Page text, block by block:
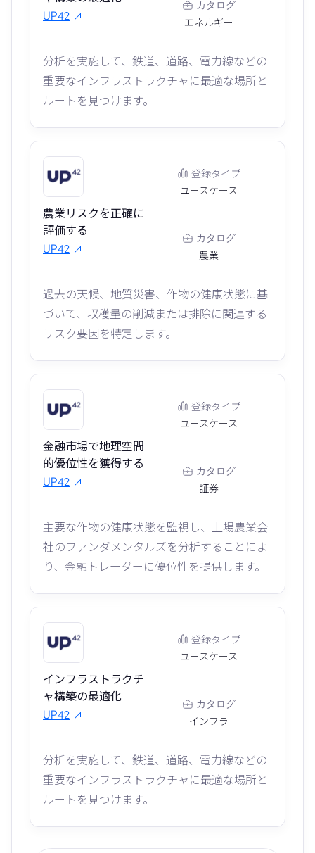
UP42
カタログ
エネルギー
分析を実施して、鉄道、道路、電力線などの
重要なインフラストラクチャに最適な場所と
ルートを見つけます。
農業リスクを正確に
評価する
UP42
登録タイプ
ユースケース
カタログ
農業
過去の天候、地質災害、作物の健康状態に基
づいて、収穫量の削減または排除に関連する
リスク要因を特定します。
金融市場で地理空間
的優位性を獲得する
UP42
登録タイプ
ユースケース
カタログ
証券
主要な作物の健康状態を監視し、上場農業会
社のファンダメンタルズを分析することによ
り、金融トレーダーに優位性を提供します。
インフラストラクチ
ャ構築の最適化
UP42
登録タイプ
ユースケース
カタログ
インフラ
分析を実施して、鉄道、道路、電力線などの
重要なインフラストラクチャに最適な場所と
ルートを見つけます。